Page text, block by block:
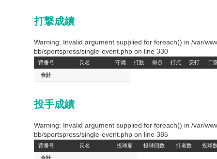
打撃成績
Warning: Invalid argument supplied for foreach() in /var/
bb/sportspress/single-event.php on line 330
背番号 氏名 守備 打数 得点 打点 安打 二
合計
投手成績
Warning: Invalid argument supplied for foreach() in /var/
bb/sportspress/single-event.php on line 385
背番号 氏名 投球順 投球回数 打者数 投球